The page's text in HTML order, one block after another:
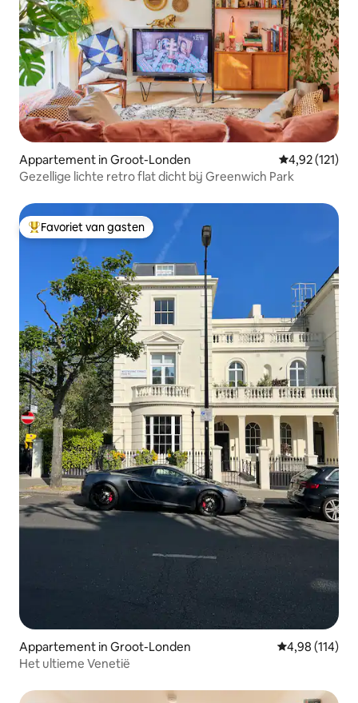
Appartement in Groot-Londen Gemiddelde
4,92 (121)
Gezellige lichte retro flat dicht bij Greenwich Park
Topfavoriet van gasten
Favoriet van gasten
Appartement in Groot-Londen Gemiddelde
4,98 (114)
Het ultieme Venetië